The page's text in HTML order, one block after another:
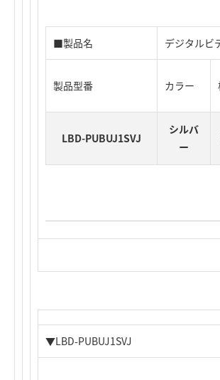
■製品名 デジタルビ
製品型番 カラー
LBD-PUBUJ1SVJ
シルバ
ー
▼LBD-PUBUJ1SVJ